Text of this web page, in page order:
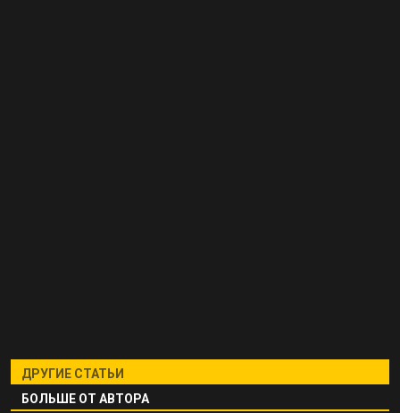
ДРУГИЕ СТАТЬИ
БОЛЬШЕ ОТ АВТОРА